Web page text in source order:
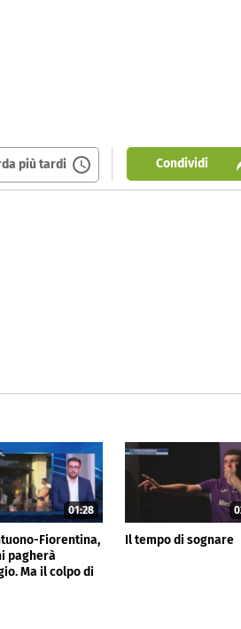
più tardi Condividi
01:28
Fiorentina,
pagherà
Ma il colpo di
Il tempo di sognare